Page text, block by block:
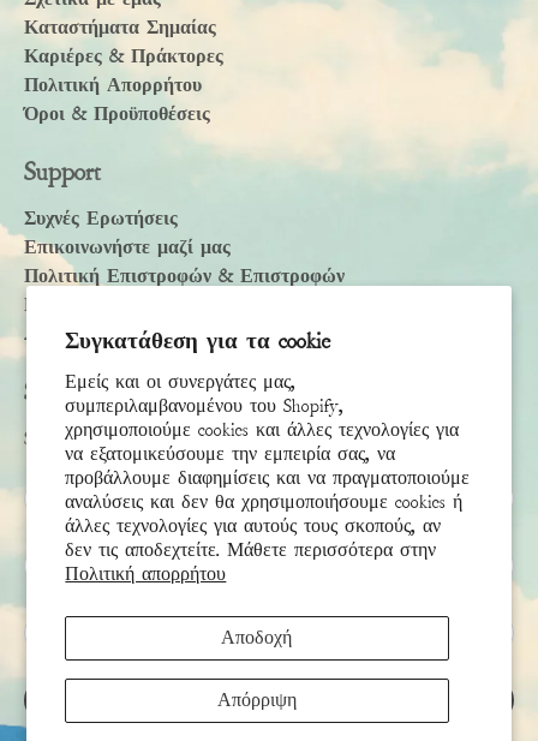
Συγκατάθεση για τα cookie
Εμείς και οι συνεργάτες μας,
συμπεριλαμβανομένου του Shopify,
χρησιμοποιούμε cookies και άλλες τεχνολογίες για
να εξατομικεύσουμε την εμπειρία σας, να
προβάλλουμε διαφημίσεις και να πραγματοποιούμε
αναλύσεις και δεν θα χρησιμοποιήσουμε cookies ή
άλλες τεχνολογίες για αυτούς τους σκοπούς, αν
δεν τις αποδεχτείτε. Μάθετε περισσότερα στην
Πολιτική απορρήτου
Αποδοχή
Απόρριψη
Καταστήματα Σημαίας
Καριέρες & Πράκτορες
Πολιτική Απορρήτου
Όροι & Προϋποθέσεις
Support
Συχνές Ερωτήσεις
Επικοινωνήστε μαζί μας
Πολιτική Επιστροφών & Επιστροφών
Πολιτική Αποστολής
Accessibility Statement
Subscribe
Sign up to receive the latest news & connect with your stylist
Όνομα
Επώνυμο
Email*
ΕΓΓΡΑΦΉ